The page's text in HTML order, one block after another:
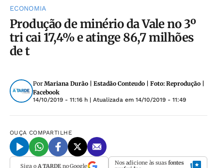
ECONOMIA
Produção de minério da Vale no 3º
tri cai 17,4% e atinge 86,7 milhões
de t
Por Mariana Durão | Estadão Conteudo | Foto: Reprodução |
Facebook
14/10/2019 - 11:16 h | Atualizada em 14/10/2019 - 11:49
OUÇA COMPARTILHE
Siga o A TARDEno Google Nos adicione às suas fontes